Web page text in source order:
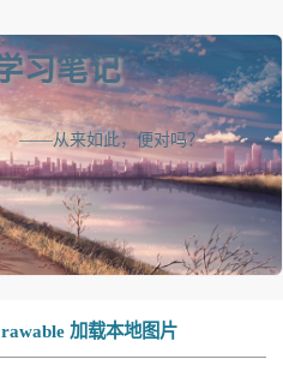
习笔记
——从来如此，便对吗？
加载本地图片